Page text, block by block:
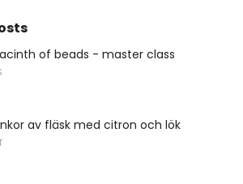
of beads - master class
av fläsk med citron och lök